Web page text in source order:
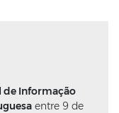
de Informação
entre 9 de